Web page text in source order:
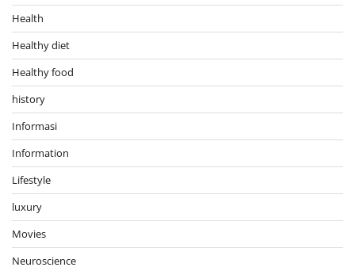
Health
Healthy diet
Healthy food
history
Informasi
Information
Lifestyle
luxury
Movies
Neuroscience